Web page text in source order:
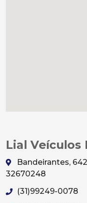
Lial
Bandeirantes,
32670248
(31)99249-0078